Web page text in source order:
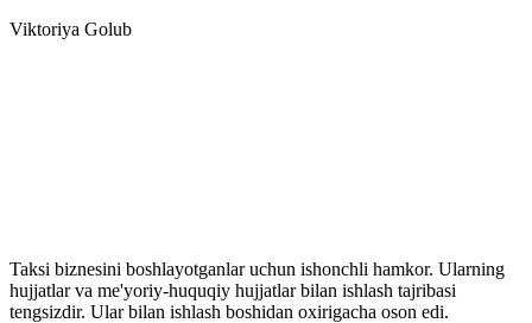
Viktoriya Golub
Taksi biznesini boshlayotganlar uchun ishonchli hamkor. Ularning
hujjatlar va me'yoriy-huquqiy hujjatlar bilan ishlash tajribasi
tengsizdir. Ular bilan ishlash boshidan oxirigacha oson edi.